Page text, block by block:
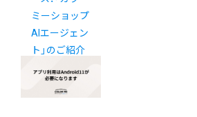
ミーショップ
AIエージェン
ト」のご紹介